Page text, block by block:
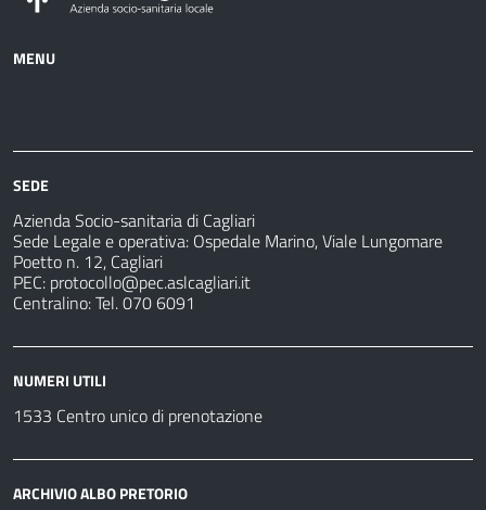
MENU
sanitarie
fare
SEDE
Azienda Socio-sanitaria di Cagliari
Sede Legale e operativa: Ospedale Marino, Viale Lungomare
Poetto n. 12, Cagliari
PEC: protocollo@pec.aslcagliari.it
Centralino: Tel. 070 6091
NUMERI UTILI
1533 Centro unico di prenotazione
ARCHIVIO ALBO PRETORIO